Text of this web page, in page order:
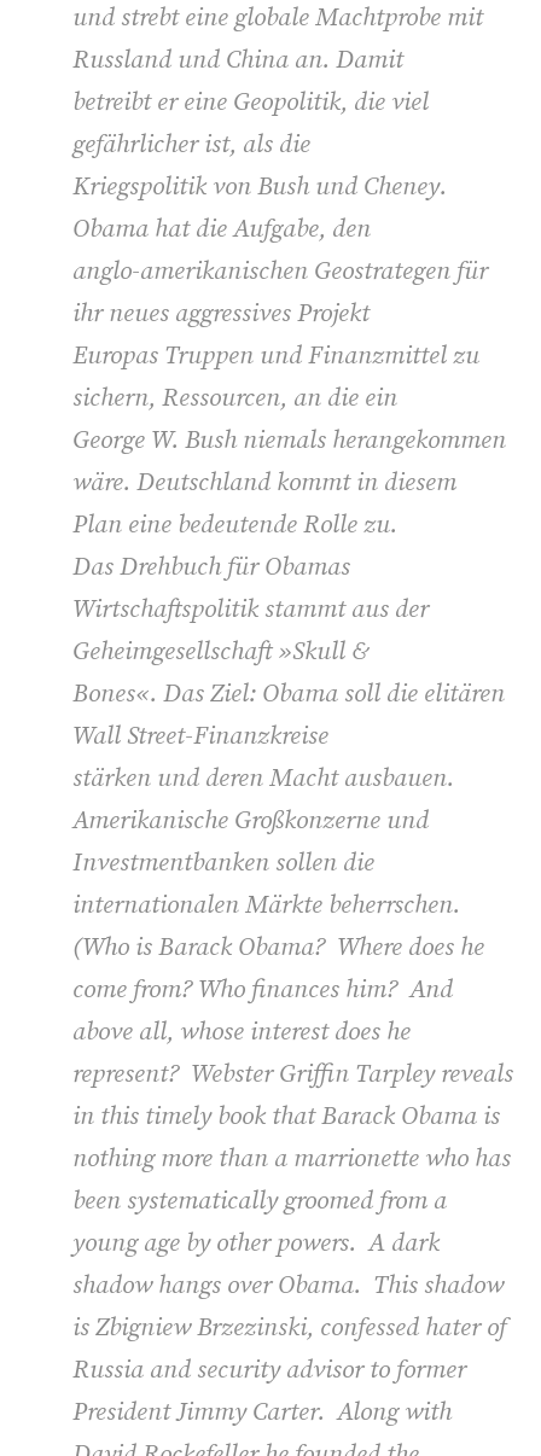
und strebt eine globale Machtprobe mit
Russland und China an. Damit
betreibt er eine Geopolitik, die viel
gefährlicher ist, als die
Kriegspolitik von Bush und Cheney.
Obama hat die Aufgabe, den
anglo-amerikanischen Geostrategen für
ihr neues aggressives Projekt
Europas Truppen und Finanzmittel zu
sichern, Ressourcen, an die ein
George W. Bush niemals herangekommen
wäre. Deutschland kommt in diesem
Plan eine bedeutende Rolle zu.
Das Drehbuch für Obamas
Wirtschaftspolitik stammt aus der
Geheimgesellschaft »Skull &
Bones«. Das Ziel: Obama soll die elitären
Wall Street-Finanzkreise
stärken und deren Macht ausbauen.
Amerikanische Großkonzerne und
Investmentbanken sollen die
internationalen Märkte beherrschen.
(Who is Barack Obama? Where does he
come from? Who finances him? And
above all, whose interest does he
represent? Webster Griffin Tarpley reveals
in this timely book that Barack Obama is
nothing more than a marrionette who has
been systematically groomed from a
young age by other powers. A dark
shadow hangs over Obama. This shadow
is Zbigniew Brzezinski, confessed hater of
Russia and security advisor to former
President Jimmy Carter. Along with